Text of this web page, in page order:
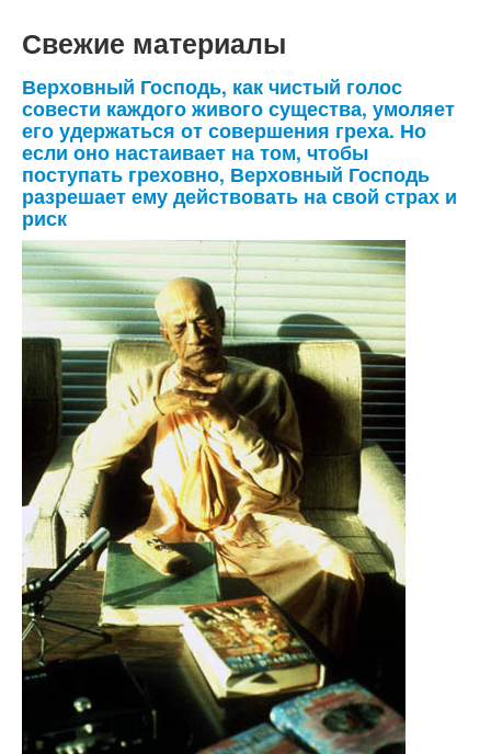
Свежие материалы
Верховный Господь, как чистый голос
совести каждого живого существа, умоляет
его удержаться от совершения греха. Но
если оно настаивает на том, чтобы
поступать греховно, Верховный Господь
разрешает ему действовать на свой страх и
риск